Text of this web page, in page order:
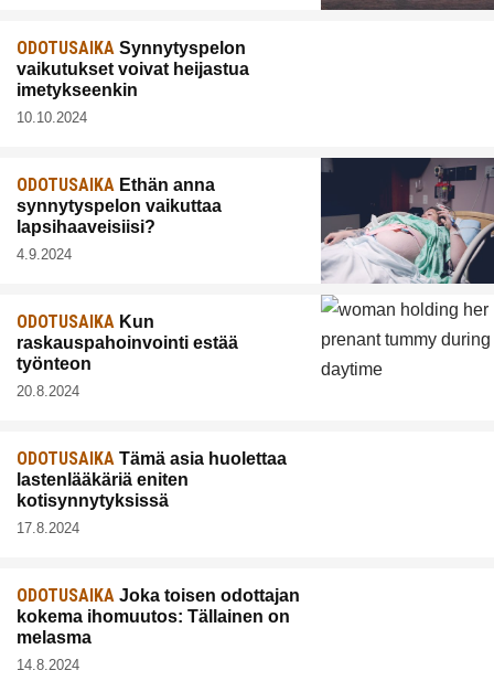
ODOTUSAIKA Synnytyspelon
vaikutukset voivat heijastua
imetykseenkin
10.10.2024
ODOTUSAIKA Ethän anna
synnytyspelon vaikuttaa
lapsihaaveisiisi?
4.9.2024
ODOTUSAIKA Kun
raskauspahoinvointi estää
työnteon
20.8.2024
ODOTUSAIKA Tämä asia huolettaa
lastenlääkäriä eniten
kotisynnytyksissä
17.8.2024
ODOTUSAIKA Joka toisen odottajan
kokema ihomuutos: Tällainen on
melasma
14.8.2024